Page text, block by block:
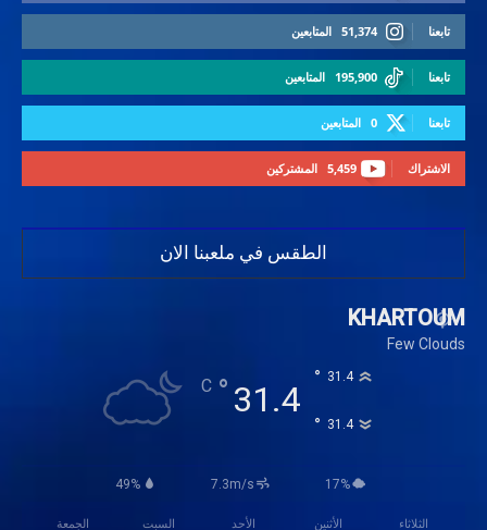
51,374 المتابعين تابعنا
195,900 المتابعين تابعنا
0 المتابعين تابعنا
5,459 المشتركين الاشتراك
الطقس في ملعبنا الان
KHARTOUM
Few Clouds
31.4
°
C 31.4
°
31.4
°
49% 7.3m/s 17%
الجمعة السبت الأحد الأثنين الثلاثاء